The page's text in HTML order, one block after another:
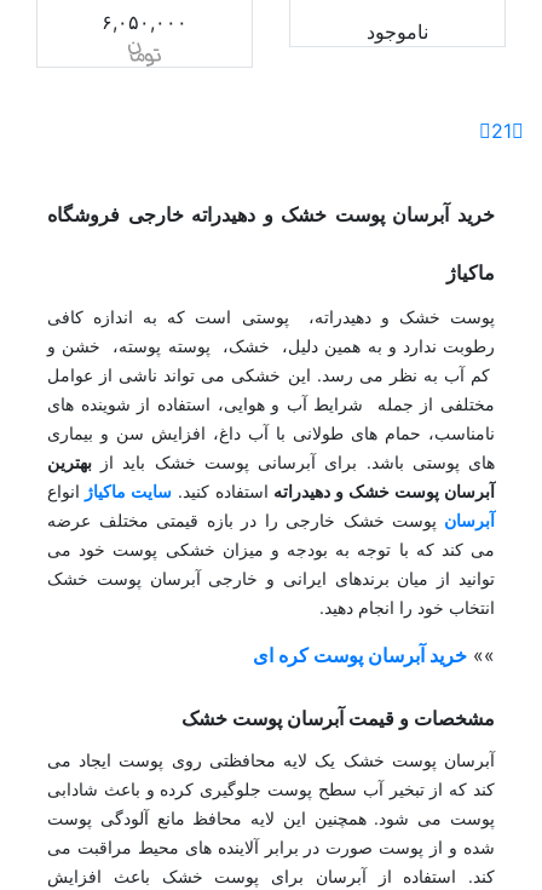
ناموجود ۶,۰۵۰,۰۰۰
1
2
خرید آبرسان پوست خشک و دهیدراته خارجی فروشگاه
ماکیاژ
پوست خشک و دهیدراته، پوستی است که به اندازه کافی
رطوبت ندارد و به همین دلیل، خشک، پوسته پوسته، خشن و
کم آب به نظر می رسد. این خشکی می تواند ناشی از عوامل
مختلفی از جمله شرایط آب و هوایی، استفاده از شوینده های
نامناسب، حمام های طولانی با آب داغ، افزایش سن و بیماری
های پوستی باشد. برای آبرسانی پوست خشک باید از بهترین
آبرسان پوست خشک و دهیدراته استفاده کنید.سایت ماکیاژ انواع
آبرسان پوست خشک خارجی را در بازه قیمتی مختلف عرضه
می کند که با توجه به بودجه و میزان خشکی پوست خود می
توانید از میان برندهای ایرانی و خارجی آبرسان پوست خشک
انتخاب خود را انجام دهید.
»» خرید آبرسان پوست کره ای
مشخصات و قیمت آبرسان پوست خشک
آبرسان پوست خشک یک لایه محافظتی روی پوست ایجاد می
کند که از تبخیر آب سطح پوست جلوگیری کرده و باعث شادابی
پوست می شود. همچنین این لایه محافظ مانع آلودگی پوست
شده و از پوست صورت در برابر آلاینده های محیط مراقبت می
کند. استفاده از آبرسان برای پوست خشک باعث افزایش